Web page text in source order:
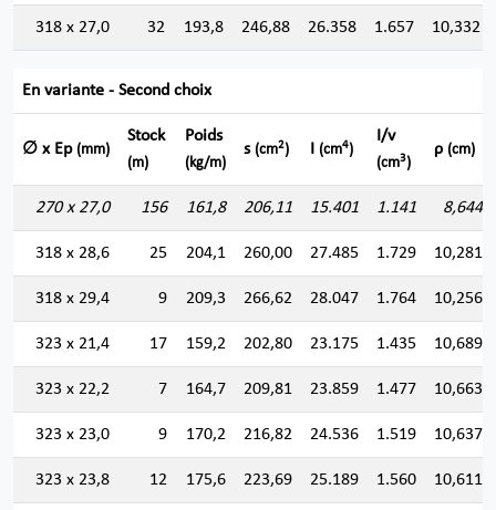
318 x 27,0 32 193,8 246,88 26.358 1.657 10,332
En variante - Second choix
∅ x Ep (mm)
Stock
(m)
Poids
(kg/m)
s (cm2) I (cm4)
I/v
(cm3)
ρ (cm)
270 x 27,0 156 161,8 206,11 15.401 1.141 8,644
318 x 28,6 25 204,1 260,00 27.485 1.729 10,281
318 x 29,4 9 209,3 266,62 28.047 1.764 10,256
323 x 21,4 17 159,2 202,80 23.175 1.435 10,689
323 x 22,2 7 164,7 209,81 23.859 1.477 10,663
323 x 23,0 9 170,2 216,82 24.536 1.519 10,637
323 x 23,8 12 175,6 223,69 25.189 1.560 10,611